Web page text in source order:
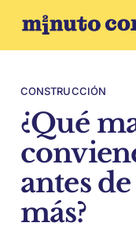
CONSTRUCCIÓN
¿Qué
antes
más?